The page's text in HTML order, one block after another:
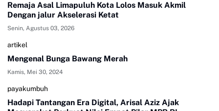
Remaja Asal Limapuluh Kota Lolos Masuk Akmil
Dengan jalur Akselerasi Ketat
Senin, Agustus 03, 2026
artikel
Mengenal Bunga Bawang Merah
Kamis, Mei 30, 2024
payakumbuh
Hadapi Tantangan Era Digital, Arisal Aziz Ajak